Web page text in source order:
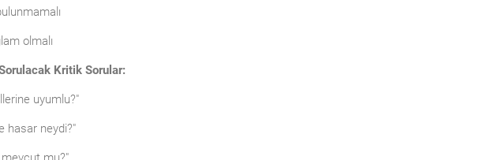
olmalı
Kritik Sorular:
uyumlu?"
hasar neydi?"